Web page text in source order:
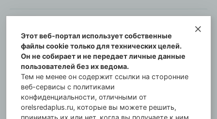
© Информационный городской портал
Орловская cреда-плюс, 2021-2026
Свидетельство о регистрации СМИ: ПИ №57-
00254 от 29 октября 2013 г.
Газета зарегистрирована Управлением
Федеральной службы по надзору в сфере связи,
информационных технологий и массовых
Этот веб-портал использует собственные
файлы cookie только для технических целей.
Он не собирает и не передает личные данные
пользователей без их ведома.
Тем не менее он содержит ссылки на сторонние
веб-сервисы с политиками
конфиденциальности, отличными от
orelsredaplus.ru, которые вы можете решить,
принимать их или нет, когда вы получаете к ним